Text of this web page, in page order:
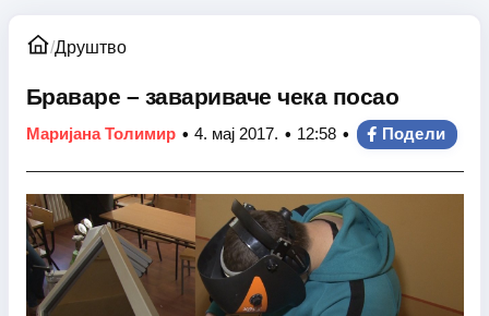
/Друштво
Браваре – завариваче чека посао
Маријана Толимир • 4. мај 2017. • 12:58 • Подели